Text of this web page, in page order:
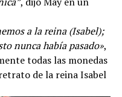
a la reina (Isabel);
nunca había pasado»,
todas las monedas
de la reina Isabel